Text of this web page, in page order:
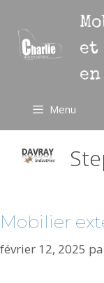
contenu
et
Menu
Mobilier
février 12, 2025